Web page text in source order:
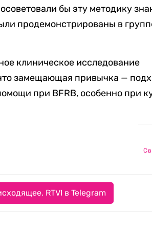
бы эту методику
продемонстрированы в
клиническое исследование
замещающая привычка —
при BFRB, особенно при
RTVI в Telegram